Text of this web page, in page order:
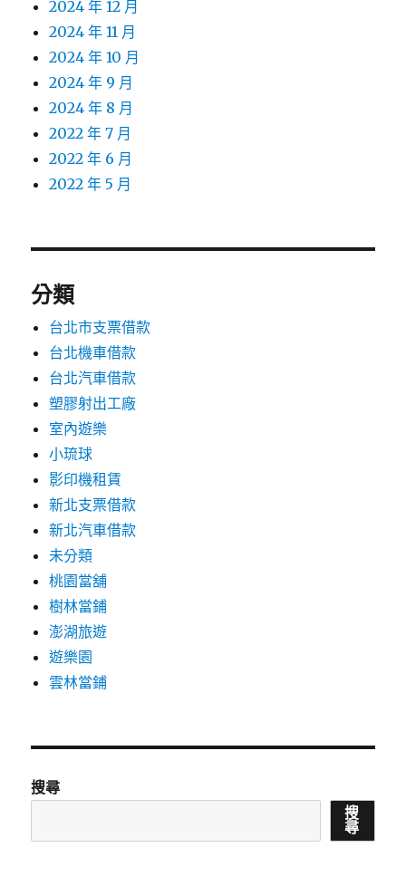
2024 年 12 月
2024 年 11 月
2024 年 10 月
2024 年 9 月
2024 年 8 月
2022 年 7 月
2022 年 6 月
2022 年 5 月
分類
台北市支票借款
台北機車借款
台北汽車借款
塑膠射出工廠
室內遊樂
小琉球
影印機租賃
新北支票借款
新北汽車借款
未分類
桃園當舖
樹林當鋪
澎湖旅遊
遊樂園
雲林當鋪
搜尋
搜
尋